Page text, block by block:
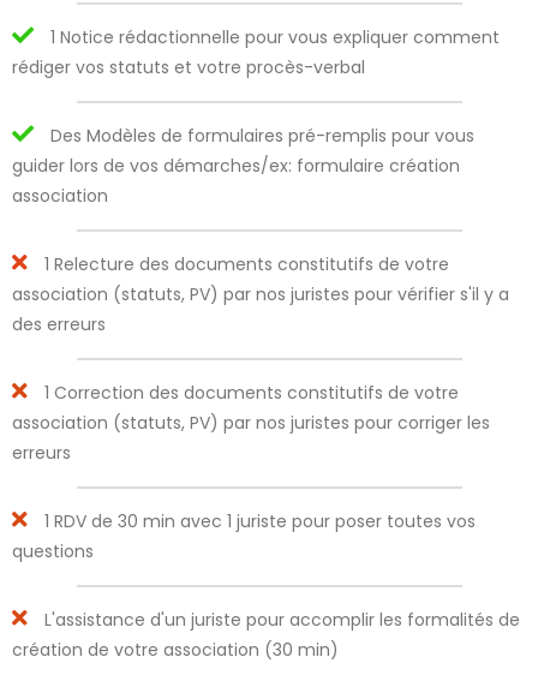
1 Notice rédactionnelle pour vous expliquer comment
rédiger vos statuts et votre procès-verbal
Des Modèles de formulaires pré-remplis pour vous
guider lors de vos démarches/ex: formulaire création
association
1 Relecture des documents constitutifs de votre
association (statuts, PV) par nos juristes pour vérifier s'il y a
des erreurs
1 Correction des documents constitutifs de votre
association (statuts, PV) par nos juristes pour corriger les
erreurs
1 RDV de 30 min avec 1 juriste pour poser toutes vos
questions
L'assistance d'un juriste pour accomplir les formalités de
création de votre association (30 min)